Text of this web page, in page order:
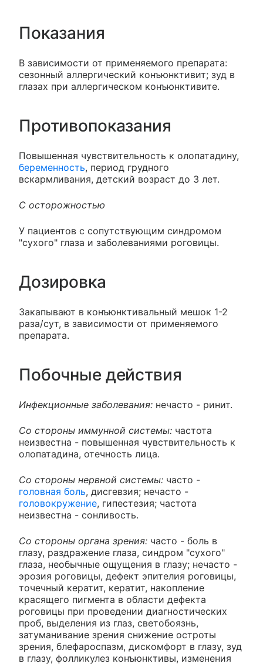
Показания
В зависимости от применяемого препарата:
сезонный аллергический конъюнктивит; зуд в
глазах при аллергическом конъюнктивите.
Противопоказания
Повышенная чувствительность к олопатадину,
беременность, период грудного
вскармливания, детский возраст до 3 лет.
С осторожностью
У пациентов с сопутствующим синдромом
"сухого" глаза и заболеваниями роговицы.
Дозировка
Закапывают в конъюнктивальный мешок 1-2
раза/сут, в зависимости от применяемого
препарата.
Побочные действия
Инфекционные заболевания: нечасто - ринит.
Со стороны иммунной системы: частота
неизвестна - повышенная чувствительность к
олопатадина, отечность лица.
Со стороны нервной системы: часто -
головная боль, дисгевзия; нечасто -
головокружение, гипестезия; частота
неизвестна - сонливость.
Со стороны органа зрения: часто - боль в
глазу, раздражение глаза, синдром "сухого"
глаза, необычные ощущения в глазу; нечасто -
эрозия роговицы, дефект эпителия роговицы,
точечный кератит, кератит, накопление
красящего пигмента в области дефекта
роговицы при проведении диагностических
проб, выделения из глаз, светобоязнь,
затуманивание зрения снижение остроты
зрения, блефароспазм, дискомфорт в глазу, зуд
в глазу, фолликулез конъюнктивы, изменения